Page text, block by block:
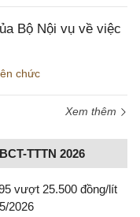
Bộ Nội vụ về việc
chức
Xem thêm
TTTN 2026
vượt 25.500 đồng/lít
2026